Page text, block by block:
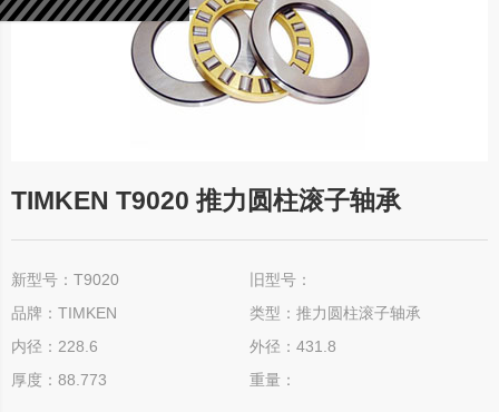
TIMKEN T9020 推力圆柱滚子轴承
新型号：T9020
旧型号：
品牌：TIMKEN
类型：推力圆柱滚子轴承
内径：228.6
外径：431.8
厚度：88.773
重量：